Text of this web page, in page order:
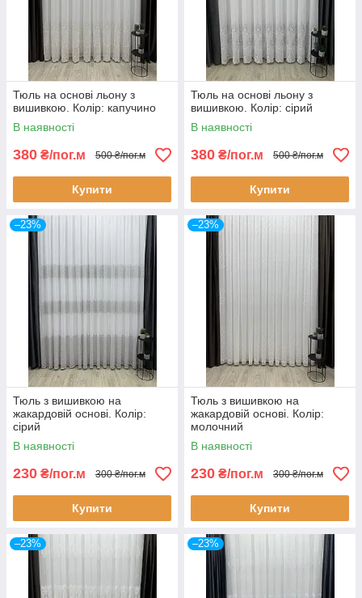
Тюль на основі льону з
вишивкою. Колір: капучино
В наявності
380 ₴/пог.м 500 ₴/пог.м
Купити
Тюль на основі льону з
вишивкою. Колір: сірий
В наявності
380 ₴/пог.м 500 ₴/пог.м
Купити
–23%
Тюль з вишивкою на
жакардовій основі. Колір:
сірий
В наявності
230 ₴/пог.м 300 ₴/пог.м
Купити
–23%
Тюль з вишивкою на
жакардовій основі. Колір:
молочний
В наявності
230 ₴/пог.м 300 ₴/пог.м
Купити
–23% –23%